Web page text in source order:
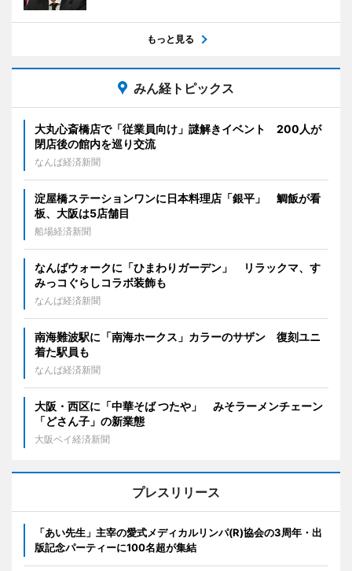
もっと見る
みん経トピックス
大丸心斎橋店で「従業員向け」謎解きイベント 200人が
閉店後の館内を巡り交流
なんば経済新聞
淀屋橋ステーションワンに日本料理店「銀平」 鯛飯が看
板、大阪は5店舗目
船場経済新聞
なんばウォークに「ひまわりガーデン」 リラックマ、す
みっコぐらしコラボ装飾も
なんば経済新聞
南海難波駅に「南海ホークス」カラーのサザン 復刻ユニ
着た駅員も
なんば経済新聞
大阪・西区に「中華そば つたや」 みそラーメンチェーン
「どさん子」の新業態
大阪ベイ経済新聞
プレスリリース
「あい先生」主宰の愛式メディカルリンパ(R)協会の3周年・出
版記念パーティーに100名超が集結